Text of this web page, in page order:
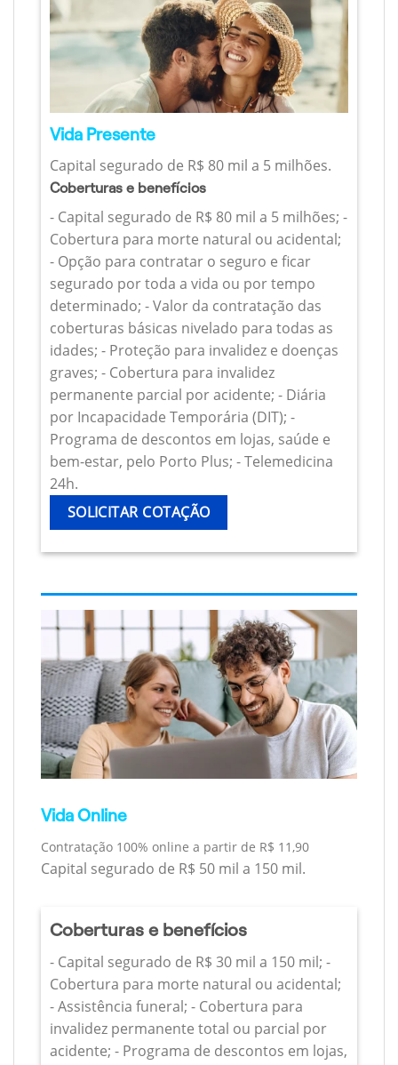
Vida Presente
Capital segurado de R$ 80 mil a 5 milhões.
Coberturas e benefícios
- Capital segurado de R$ 80 mil a 5 milhões; -
Cobertura para morte natural ou acidental;
- Opção para contratar o seguro e ficar
segurado por toda a vida ou por tempo
determinado; - Valor da contratação das
coberturas básicas nivelado para todas as
idades; - Proteção para invalidez e doenças
graves; - Cobertura para invalidez
permanente parcial por acidente; - Diária
por Incapacidade Temporária (DIT); -
Programa de descontos em lojas, saúde e
bem-estar, pelo Porto Plus; - Telemedicina
24h.
SOLICITAR COTAÇÃO
Vida Online
Contratação 100% online a partir de R$ 11,90
Capital segurado de R$ 50 mil a 150 mil.
Coberturas e benefícios
- Capital segurado de R$ 30 mil a 150 mil; -
Cobertura para morte natural ou acidental;
- Assistência funeral; - Cobertura para
invalidez permanente total ou parcial por
acidente; - Programa de descontos em lojas,